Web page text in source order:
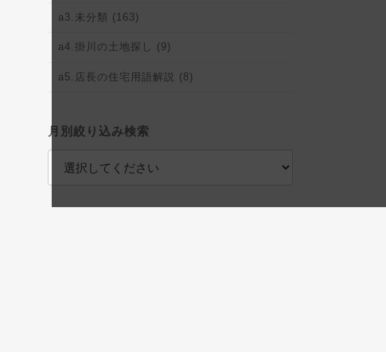
a3.未分類 (163)
a4.掛川の土地探し (9)
a5.店長の住宅用語解説 (8)
月別絞り込み検索